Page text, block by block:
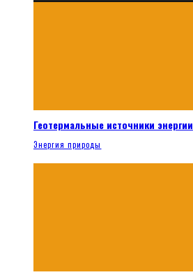
Геотермальные источники энергии
Энергия природы